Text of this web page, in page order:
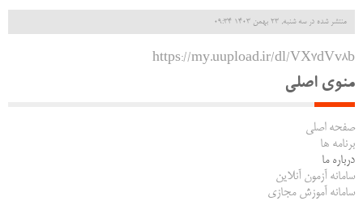
منتشر شده در سه شنبه, 23 بهمن 1403 09:34
https://my.uupload.ir/dl/VX7dVv8b
منوی اصلی
صفحه اصلی
برنامه ها
درباره ما
سامانه آزمون آنلاین
سامانه آموزش مجازی